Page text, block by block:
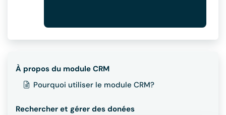
À propos du module CRM
Pourquoi utiliser le module CRM?
Rechercher et gérer des donées